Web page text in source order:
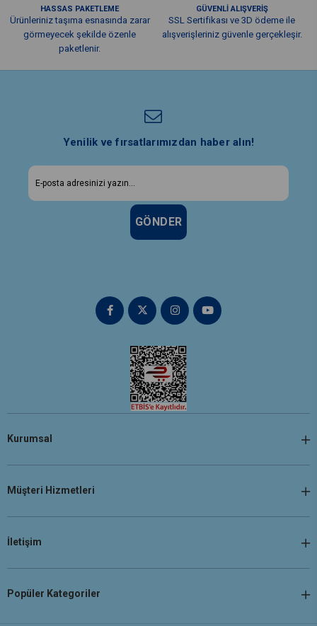
HASSAS PAKETLEME
Ürünleriniz taşıma esnasında zarar
görmeyecek şekilde özenle
paketlenir.
GÜVENLİ ALIŞVERİŞ
SSL Sertifikası ve 3D ödeme ile
alışverişleriniz güvenle gerçekleşir.
Yenilik ve fırsatlarımızdan haber alın!
GÖNDER
Kurumsal
Müşteri Hizmetleri
İletişim
Popüler Kategoriler